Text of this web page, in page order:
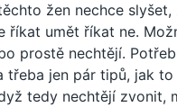
žen nechce
říkat umět říkat ne.
prostě nechtějí.
třeba jen pár tipů, jak
tedy nechtějí zvonit,